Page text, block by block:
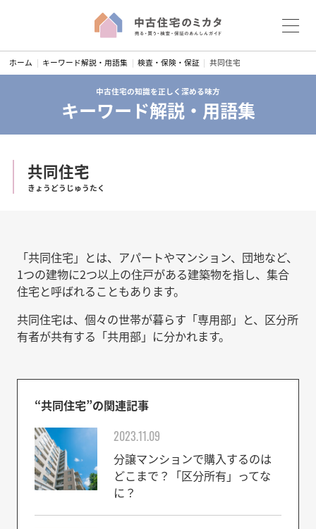
k
ホーム キーワード解説・用語集 検査・保険・保証 共同住宅
中古住宅の知識を正しく深める味方
キーワード解説・用語集
共同住宅
きょうどうじゅうたく
「共同住宅」とは、アパートやマンション、団地など、
1つの建物に2つ以上の住戸がある建築物を指し、集合
住宅と呼ばれることもあります。
共同住宅は、個々の世帯が暮らす「専用部」と、区分所
有者が共有する「共用部」に分かれます。
“共同住宅”の関連記事
2023.11.09
分譲マンションで購入するのは
どこまで？「区分所有」ってな
に？